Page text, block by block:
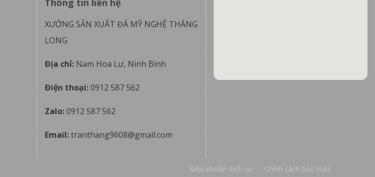
Thông tin liên hệ
XƯỞNG SẢN XUẤT ĐÁ MỸ NGHỆ THĂNG
LONG
Địa chỉ: Nam Hoa Lư, Ninh Bình
Điện thoại:0912 587 562
Zalo:0912 587 562
Email:tranthang9608@gmail.com
Điều khoản dịch vụ Chính sách bảo mật